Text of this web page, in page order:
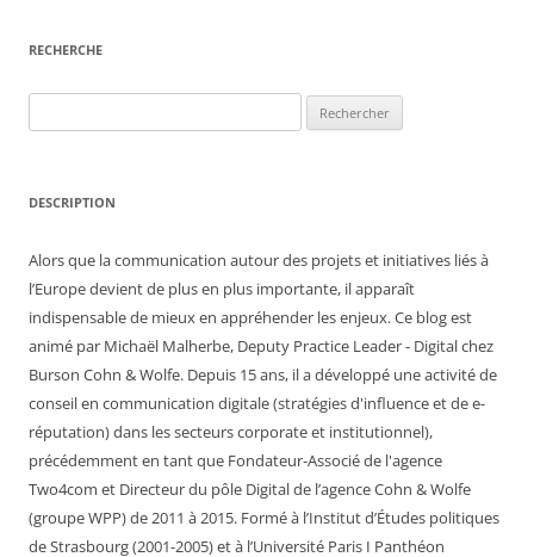
RECHERCHE
DESCRIPTION
Alors que la communication autour des projets et initiatives liés à
l’Europe devient de plus en plus importante, il apparaît
indispensable de mieux en appréhender les enjeux. Ce blog est
animé par Michaël Malherbe, Deputy Practice Leader - Digital chez
Burson Cohn & Wolfe. Depuis 15 ans, il a développé une activité de
conseil en communication digitale (stratégies d'influence et de e-
réputation) dans les secteurs corporate et institutionnel),
précédemment en tant que Fondateur-Associé de l'agence
Two4com et Directeur du pôle Digital de l’agence Cohn & Wolfe
(groupe WPP) de 2011 à 2015. Formé à l’Institut d’Études politiques
de Strasbourg (2001-2005) et à l’Université Paris I Panthéon